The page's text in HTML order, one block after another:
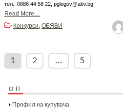
тел.: 0886 44 58 22, pglogov@abv.bg
Read More…
Конкурси, ОБЯВИ
pagination
1 2 … 5
ОП
Профил на купувача